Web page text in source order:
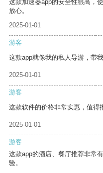
这款加速器app的安全性很高，
放心。
2025-01-01
游客
这款app就像我的私人导游，带
2025-01-01
游客
这款软件的价格非常实惠，值得
2025-01-01
游客
这款app的酒店、餐厅推荐非常
验。